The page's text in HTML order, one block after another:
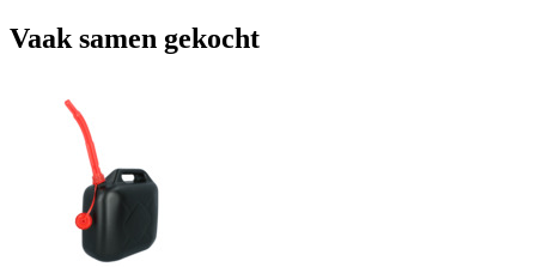
Vaak samen gekocht